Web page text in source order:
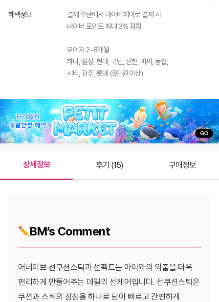
혜택정보
결제 수단에서 네이버페이로 결제 시
네이버 포인트 최대 3% 적립
무이자 2~8개월
하나, 삼성, 현대, 국민, 신한, 비씨, 농협,
시티, 광주, 롯데 (5만원 이상)
상세정보 후기 (15) 구매정보
BM’s Comment
어네이브 선쿠션스틱과 선팩트는 아이와의 외출을 더욱
편리하게 만들어주는 데일리 선케어입니다. 선쿠션스틱은
쿠션과 스틱의 장점을 하나로 담아 빠르고 간편하게